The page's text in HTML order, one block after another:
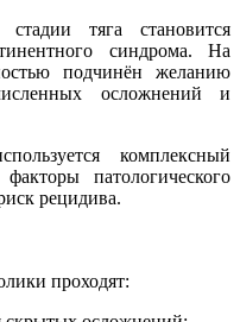
тяга становится
синдрома. На
подчинён желанию
осложнений и
комплексный
патологического
рецидива.
проходят: